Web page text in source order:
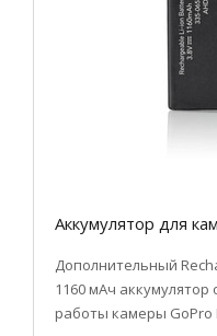
Аккумулятор для
Дополнительный
1160 мАч аккумулятор
работы камеры GoPro